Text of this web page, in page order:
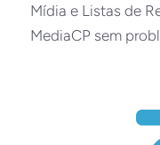
Mídia e Listas de
MediaCP sem